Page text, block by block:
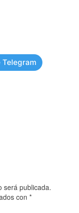
Telegram
será publicada.
con *